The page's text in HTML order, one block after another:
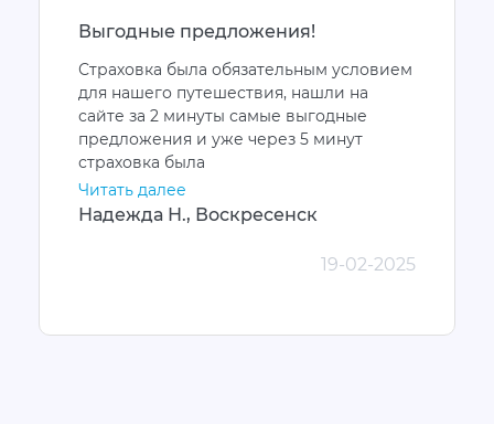
Выгодные предложения!
Страховка была обязательным условием
для нашего путешествия, нашли на
сайте за 2 минуты самые выгодные
предложения и уже через 5 минут
страховка была
Читать далее
Надежда Н., Воскресенск
19-02-2025